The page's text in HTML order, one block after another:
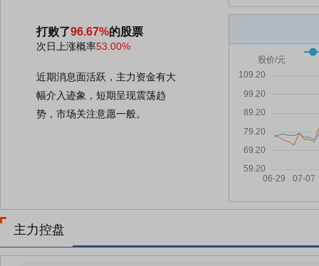
打败了96.67%的股票
次日上涨概率53.00%
近期消息面活跃，主力资金有大
幅介入迹象，短期呈现震荡趋
势，市场关注意愿一般。
主力控盘